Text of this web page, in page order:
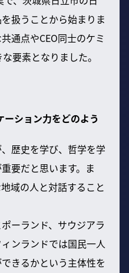
扱うことから始まりま
通点やCEO同士のケミ
要素となりました。
ション力をどのよう
歴史を学び、哲学を学
要だと思います。ま
域の人と対話すること
ーランド、サウジアラ
ンランドでは国民一人
きるかという主体性を